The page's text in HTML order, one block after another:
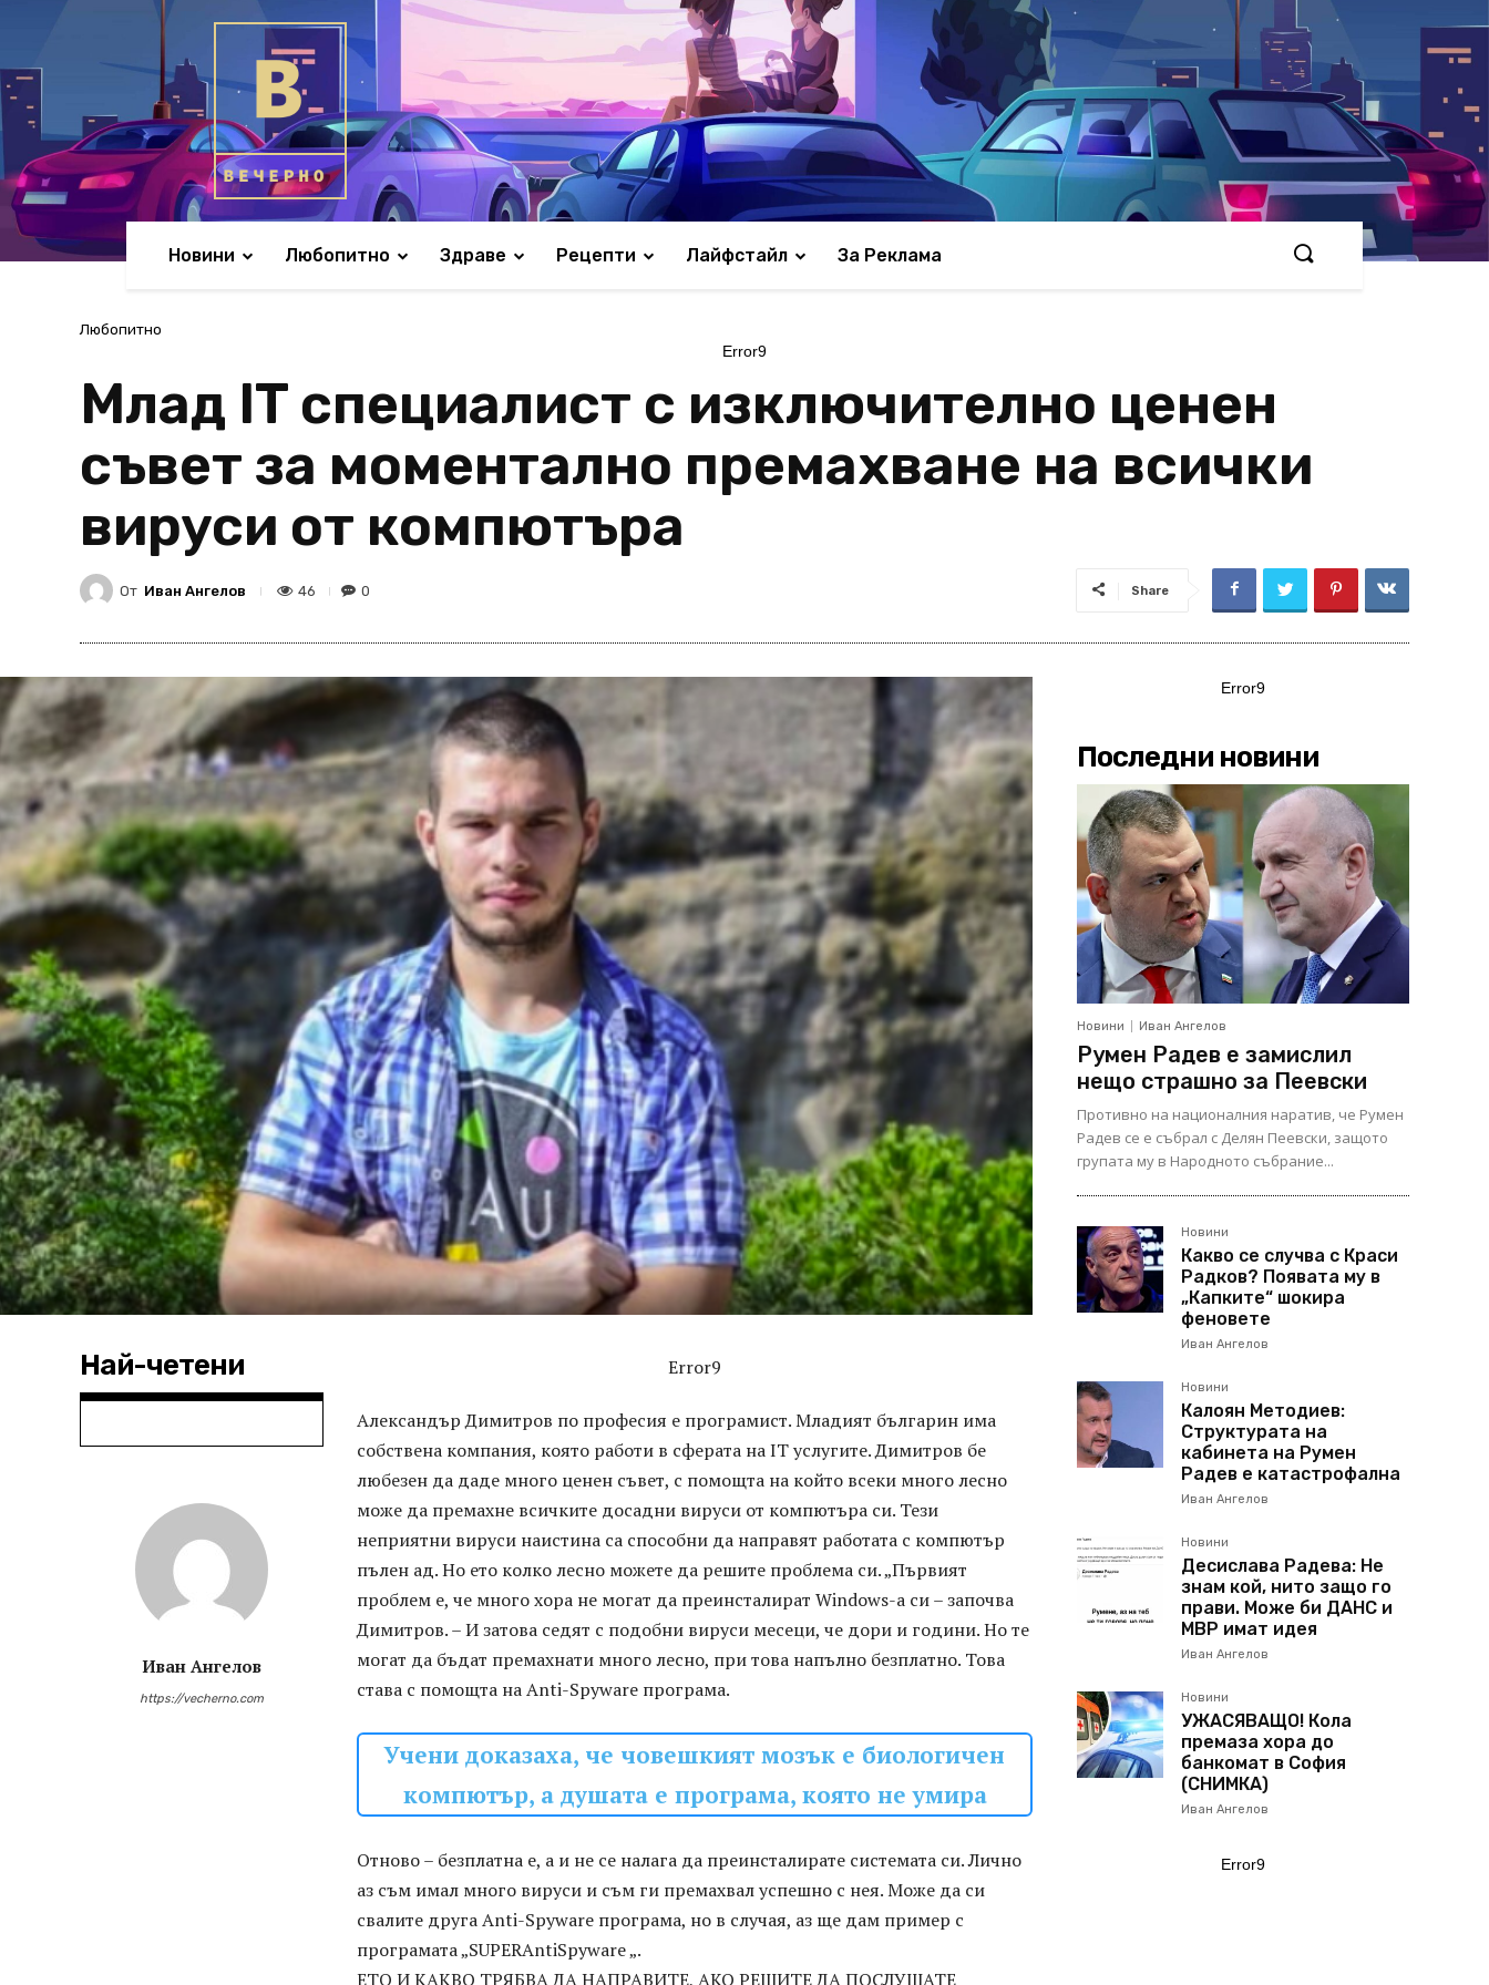
Новини Любопитно Здраве Рецепти Лайфстайл За Реклама
Любопитно
Error9
Млад IT специалист с изключително ценен
съвет за моментално премахване на всички
вируси от компютъра
От Иван Ангелов 46 0 Share
Най-четени
Иван Ангелов
https://vecherno.com
Error9
Александър Димитров по професия е програмист. Младият българин има
собствена компания, която работи в сферата на IT услугите. Димитров бе
любезен да даде много ценен съвет, с помощта на който всеки много лесно
може да премахне всичките досадни вируси от компютъра си. Тези
неприятни вируси наистина са способни да направят работата с компютър
пълен ад. Но ето колко лесно можете да решите проблема си. „Първият
проблем е, че много хора не могат да преинсталират Windows-а си – започва
Димитров. – И затова седят с подобни вируси месеци, че дори и години. Но те
могат да бъдат премахнати много лесно, при това напълно безплатно. Това
става с помощта на Anti-Spyware програма.
Учени доказаха, че човешкият мозък е биологичен
компютър, а душата е програма, която не умира
Отново – безплатна е, а и не се налага да преинсталирате системата си. Лично
аз съм имал много вируси и съм ги премахвал успешно с нея. Може да си
свалите друга Anti-Spyware програма, но в случая, аз ще дам пример с
програмата „SUPERAntiSpyware „.
ЕТО И КАКВО ТРЯБВА ДА НАПРАВИТЕ, АКО РЕШИТЕ ДА ПОСЛУШАТЕ
Error9
Последни новини
Новини Иван Ангелов
Румен Радев е замислил
нещо страшно за Пеевски
Противно на националния наратив, че Румен
Радев се е събрал с Делян Пеевски, защото
групата му в Народното събрание...
Новини
Какво се случва с Краси
Радков? Появата му в
„Капките“ шокира
феновете
Иван Ангелов
Новини
Калоян Методиев:
Структурата на
кабинета на Румен
Радев е катастрофална
Иван Ангелов
Новини
Десислава Радева: Не
знам кой, нито защо го
прави. Може би ДАНС и
МВР имат идея
Иван Ангелов
Новини
УЖАСЯВАЩО! Кола
премаза хора до
банкомат в София
(СНИМКА)
Иван Ангелов
Error9